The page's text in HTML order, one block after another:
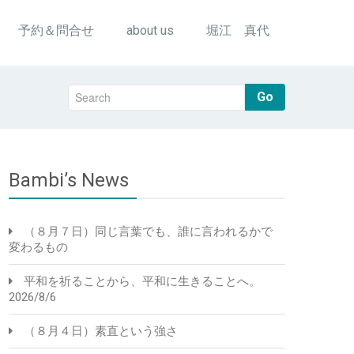
予約＆問合せ about us 堀江 真代
Go
Bambi’s News
（８月７日）同じ言葉でも、誰に言われるかで
変わるもの
平和を祈ることから、平和に生きることへ。
2026/8/6
（８月４日）素直という強さ